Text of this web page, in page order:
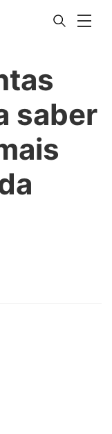
saber